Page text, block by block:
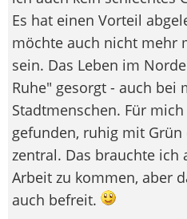
Es hat einen Vorteil
möchte auch nicht mehr
sein. Das Leben im
Ruhe" gesorgt - auch bei
Stadtmenschen. Für
gefunden, ruhig mit
zentral. Das brauchte ich
Arbeit zu kommen, aber
auch befreit.